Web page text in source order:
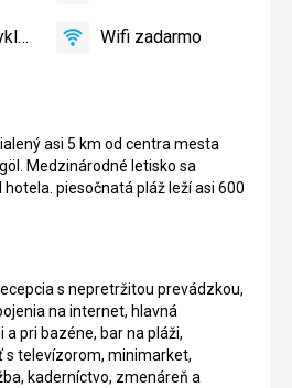
asi 5 km od centra mesta
Medzinárodné letisko sa
piesočnatá pláž leží asi 600
s nepretržitou prevádzkou,
na internet, hlavná
pri bazéne, bar na pláži,
s televízorom, minimarket,
kaderníctvo, zmenáreň a
Požičovňa bicyklov
Wifi
Wifi zadarmo
áno